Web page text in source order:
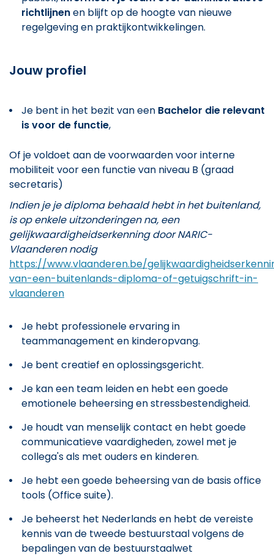
richtlijnenen blijft op de hoogte van nieuwe
regelgeving en praktijkontwikkelingen.
Jouw profiel
Je bent in het bezit van een Bachelor die relevant
is voor de functie,
Of je voldoet aan de voorwaarden voor interne
mobiliteit voor een functie van niveau B (graad
secretaris)
Indien je je diploma behaald hebt in het buitenland,
is op enkele uitzonderingen na, een
gelijkwaardigheidserkenning door NARIC-
Vlaanderen nodig
https://www.vlaanderen.be/
van-een-buitenlands-diploma-of-getuigschrift-in-
vlaanderen
Je hebt professionele ervaring in
teammanagement en kinderopvang.
Je bent creatief en oplossingsgericht.
Je kan een team leiden en hebt een goede
emotionele beheersing en stressbestendigheid.
Je houdt van menselijk contact en hebt goede
communicatieve vaardigheden, zowel met je
collega's als met ouders en kinderen.
Je hebt een goede beheersing van de basis office
tools (Office suite).
Je beheerst het Nederlands en hebt de vereiste
kennis van de tweede bestuurstaal volgens de
bepalingen van de bestuurstaalwet